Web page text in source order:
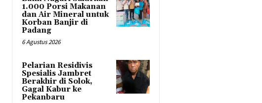
1.000 Porsi Makanan
dan Air Mineral untuk
Korban Banjir di
Padang
6 Agustus 2026
Pelarian Residivis
Spesialis Jambret
Berakhir di Solok,
Gagal Kabur ke
Pekanbaru